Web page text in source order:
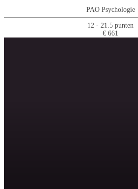
PAO Psychologie
12 - 21.5 punten
€ 661